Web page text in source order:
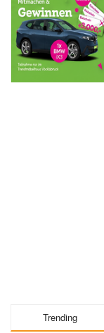
Trending